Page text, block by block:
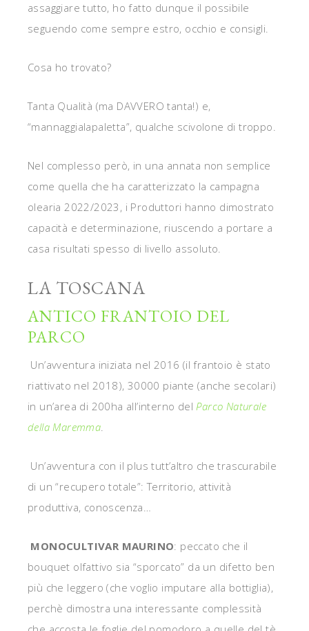
assaggiare tutto, ho fatto dunque il possibile
seguendo come sempre estro, occhio e consigli.
Cosa ho trovato?
Tanta Qualità (ma DAVVERO tanta!) e,
“mannaggialapaletta”, qualche scivolone di troppo.
Nel complesso però, in una annata non semplice
come quella che ha caratterizzato la campagna
olearia 2022/2023, i Produttori hanno dimostrato
capacità e determinazione, riuscendo a portare a
casa risultati spesso di livello assoluto.
LA TOSCANA
ANTICO FRANTOIO DEL
PARCO
Un’avventura iniziata nel 2016 (il frantoio è stato
riattivato nel 2018), 30000 piante (anche secolari)
in un’area di 200ha all’interno delParco Naturale
della Maremma.
Un’avventura con il plus tutt’altro che trascurabile
di un “recupero totale”: Territorio, attività
produttiva, conoscenza…
MONOCULTIVAR MAURINO: peccato che il
bouquet olfattivo sia “sporcato” da un difetto ben
più che leggero (che voglio imputare alla bottiglia),
perchè dimostra una interessante complessità